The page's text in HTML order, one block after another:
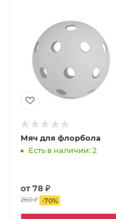
Мяч для флорбола
Есть в наличии: 2
от78 ₽
260 ₽ -70%